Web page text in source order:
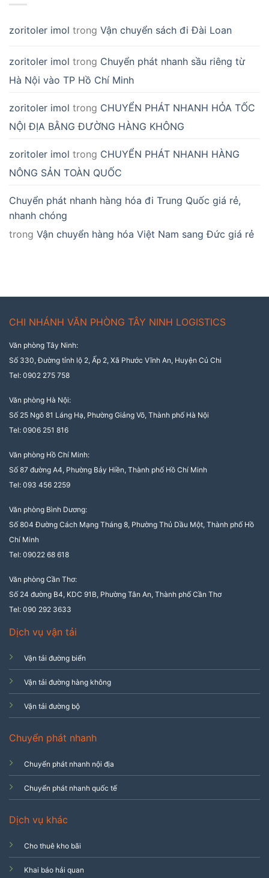
zoritoler imol trong Vận chuyển sách đi Đài Loan
zoritoler imol trong Chuyển phát nhanh sầu riêng từ
Hà Nội vào TP Hồ Chí Minh
zoritoler imol trong CHUYỂN PHÁT NHANH HỎA TỐC
NỘI ĐỊA BẰNG ĐƯỜNG HÀNG KHÔNG
zoritoler imol trong CHUYỂN PHÁT NHANH HÀNG
NÔNG SẢN TOÀN QUỐC
Chuyển phát nhanh hàng hóa đi Trung Quốc giá rẻ,
nhanh chóng
trong Vận chuyển hàng hóa Việt Nam sang Đức giá rẻ
CHI NHÁNH VĂN PHÒNG TÂY NINH LOGISTICS
Văn phòng Tây Ninh:
Số 330, Đường tỉnh lộ 2, Ấp 2, Xã Phước Vĩnh An, Huyện Củ Chi
Tel: 0902 275 758
Văn phòng Hà Nội:
Số 25 Ngõ 81 Láng Hạ, Phường Giảng Võ, Thành phố Hà Nội
Tel: 0906 251 816
Văn phòng Hồ Chí Minh:
Số 87 đường A4, Phường Bảy Hiền, Thành phố Hồ Chí Minh
Tel: 093 456 2259
Văn phòng Bình Dương:
Số 804 Đường Cách Mạng Tháng 8, Phường Thủ Dầu Một, Thành phố Hồ
Chí Minh
Tel: 09022 68 618
Văn phòng Cần Thơ:
Số 24 đường B4, KDC 91B, Phường Tân An, Thành phố Cần Thơ
Tel: 090 292 3633
Dịch vụ vận tải
Vận tải đường biển
Vận tải đường hàng không
Vận tải đường bộ
Chuyển phát nhanh
Chuyển phát nhanh nội địa
Chuyển phát nhanh quốc tế
Dịch vụ khác
Cho thuê kho bãi
Khai báo hải quan